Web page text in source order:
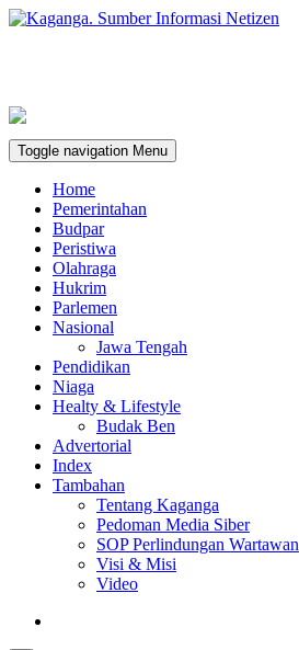
Toggle navigation Menu
Home
Pemerintahan
Budpar
Peristiwa
Olahraga
Hukrim
Parlemen
Nasional
Jawa Tengah
Pendidikan
Niaga
Healty & Lifestyle
Budak Ben
Advertorial
Index
Tambahan
Tentang Kaganga
Pedoman Media Siber
SOP Perlindungan Wartawan
Visi & Misi
Video